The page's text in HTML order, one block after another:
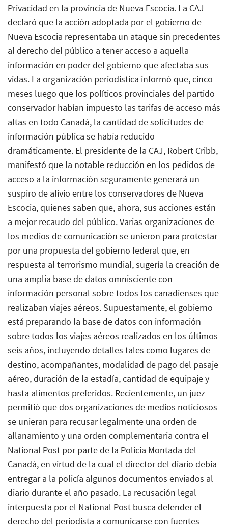
Privacidad en la provincia de Nueva Escocia. La CAJ
declaró que la acción adoptada por el gobierno de
Nueva Escocia representaba un ataque sin precedentes
al derecho del público a tener acceso a aquella
información en poder del gobierno que afectaba sus
vidas. La organización periodística informó que, cinco
meses luego que los políticos provinciales del partido
conservador habían impuesto las tarifas de acceso más
altas en todo Canadá, la cantidad de solicitudes de
información pública se había reducido
dramáticamente. El presidente de la CAJ, Robert Cribb,
manifestó que la notable reducción en los pedidos de
acceso a la información seguramente generará un
suspiro de alivio entre los conservadores de Nueva
Escocia, quienes saben que, ahora, sus acciones están
a mejor recaudo del público. Varias organizaciones de
los medios de comunicación se unieron para protestar
por una propuesta del gobierno federal que, en
respuesta al terrorismo mundial, sugería la creación de
una amplia base de datos omnisciente con
información personal sobre todos los canadienses que
realizaban viajes aéreos. Supuestamente, el gobierno
está preparando la base de datos con información
sobre todos los viajes aéreos realizados en los últimos
seis años, incluyendo detalles tales como lugares de
destino, acompañantes, modalidad de pago del pasaje
aéreo, duración de la estadía, cantidad de equipaje y
hasta alimentos preferidos. Recientemente, un juez
permitió que dos organizaciones de medios noticiosos
se unieran para recusar legalmente una orden de
allanamiento y una orden complementaria contra el
National Post por parte de la Policía Montada del
Canadá, en virtud de la cual el director del diario debía
entregar a la policía algunos documentos enviados al
diario durante el año pasado. La recusación legal
interpuesta por el National Post busca defender el
derecho del periodista a comunicarse con fuentes